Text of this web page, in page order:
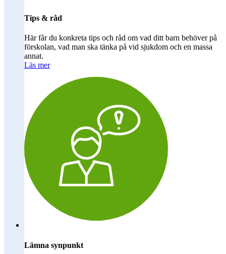
Tips & råd
Här får du konkreta tips och råd om vad ditt barn behöver på
förskolan, vad man ska tänka på vid sjukdom och en massa
annat.
Läs mer
Lämna synpunkt